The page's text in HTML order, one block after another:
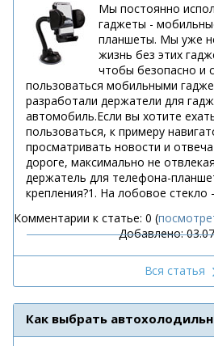
Мы постоянно
гаджеты -
планшеты. Мы уже
жизнь без этих
чтобы безопасно и
пользоваться мобильными
разработали держатели для
автомобиль.Если вы хотите
пользоваться, к примеру
просматривать новости и
дороге, максимально не
держатель для телефона-
крепления?1. На лобовое стекло
Комментарии к статье: 0 (
Добавлено:
Вся статья
Как выбрать